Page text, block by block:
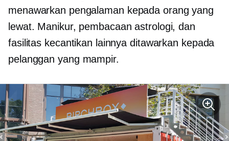
menawarkan pengalaman kepada orang yang
lewat. Manikur, pembacaan astrologi, dan
fasilitas kecantikan lainnya ditawarkan kepada
pelanggan yang mampir.